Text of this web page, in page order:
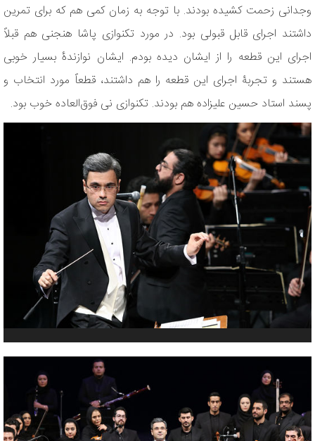
وجدانی زحمت کشیده بودند. با توجه به زمان کمی هم که برای تمرین
داشتند اجرای قابل قبولی بود. در مورد تکنوازی پاشا هنجنی هم قبلاً
اجرای این قطعه را از ایشان دیده بودم. ایشان نوازندۀ بسیار خوبی
هستند و تجربۀ اجرای این قطعه را هم داشتند، قطعاً مورد انتخاب و
پسند استاد حسین علیزاده هم بودند. تکنوازی نی فوق‌العاده خوب بود.